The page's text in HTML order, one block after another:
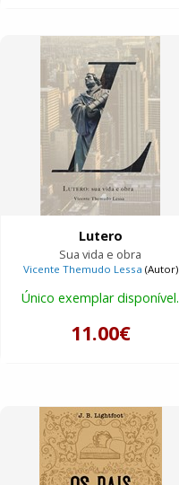
Lutero
Sua vida e obra
Vicente Themudo Lessa (Autor)
Único exemplar disponível.
11.00€